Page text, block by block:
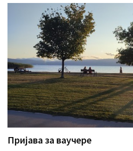
Пријава за ваучере